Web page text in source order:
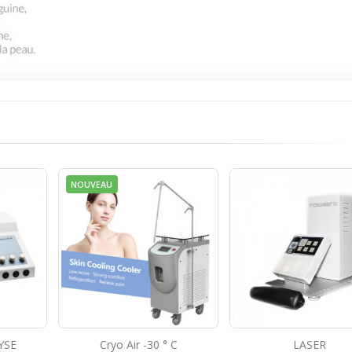
C LASER NEUROTRAC